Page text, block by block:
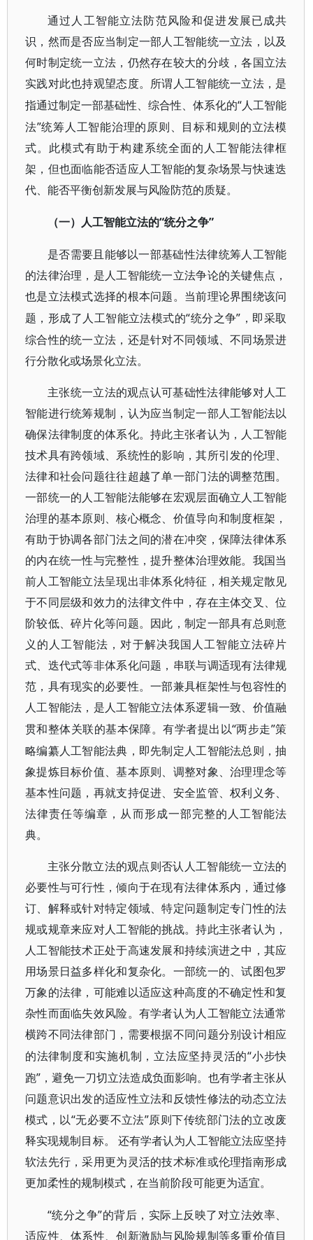
通过人工智能立法防范风险和促进发展已成共
识，然而是否应当制定一部人工智能统一立法，以及
何时制定统一立法，仍然存在较大的分歧，各国立法
实践对此也持观望态度。所谓人工智能统一立法，是
指通过制定一部基础性、综合性、体系化的“人工智能
法”统筹人工智能治理的原则、目标和规则的立法模
式。此模式有助于构建系统全面的人工智能法律框
架，但也面临能否适应人工智能的复杂场景与快速迭
代、能否平衡创新发展与风险防范的质疑。
（一）人工智能立法的“统分之争”
是否需要且能够以一部基础性法律统筹人工智能
的法律治理，是人工智能统一立法争论的关键焦点，
也是立法模式选择的根本问题。当前理论界围绕该问
题，形成了人工智能立法模式的“统分之争”，即采取
综合性的统一立法，还是针对不同领域、不同场景进
行分散化或场景化立法。
主张统一立法的观点认可基础性法律能够对人工
智能进行统筹规制，认为应当制定一部人工智能法以
确保法律制度的体系化。持此主张者认为，人工智能
技术具有跨领域、系统性的影响，其所引发的伦理、
法律和社会问题往往超越了单一部门法的调整范围。
一部统一的人工智能法能够在宏观层面确立人工智能
治理的基本原则、核心概念、价值导向和制度框架，
有助于协调各部门法之间的潜在冲突，保障法律体系
的内在统一性与完整性，提升整体治理效能。我国当
前人工智能立法呈现出非体系化特征，相关规定散见
于不同层级和效力的法律文件中，存在主体交叉、位
阶较低、碎片化等问题。因此，制定一部具有总则意
义的人工智能法，对于解决我国人工智能立法碎片
式、迭代式等非体系化问题，串联与调适现有法律规
范，具有现实的必要性。一部兼具框架性与包容性的
人工智能法，是人工智能立法体系逻辑一致、价值融
贯和整体关联的基本保障。有学者提出以“两步走”策
略编纂人工智能法典，即先制定人工智能法总则，抽
象提炼目标价值、基本原则、调整对象、治理理念等
基本性问题，再就支持促进、安全监管、权利义务、
法律责任等编章，从而形成一部完整的人工智能法
典。
主张分散立法的观点则否认人工智能统一立法的
必要性与可行性，倾向于在现有法律体系内，通过修
订、解释或针对特定领域、特定问题制定专门性的法
规或规章来应对人工智能的挑战。持此主张者认为，
人工智能技术正处于高速发展和持续演进之中，其应
用场景日益多样化和复杂化。一部统一的、试图包罗
万象的法律，可能难以适应这种高度的不确定性和复
杂性而面临失效风险。有学者认为人工智能立法通常
横跨不同法律部门，需要根据不同问题分别设计相应
的法律制度和实施机制，立法应坚持灵活的“小步快
跑”，避免一刀切立法造成负面影响。也有学者主张从
问题意识出发的适应性立法和反馈性修法的动态立法
模式，以“无必要不立法”原则下传统部门法的立改废
释实现规制目标。 还有学者认为人工智能立法应坚持
软法先行，采用更为灵活的技术标准或伦理指南形成
更加柔性的规制模式，在当前阶段可能更为适宜。
“统分之争”的背后，实际上反映了对立法效率、
适应性、体系性、创新激励与风险规制等多重价值目